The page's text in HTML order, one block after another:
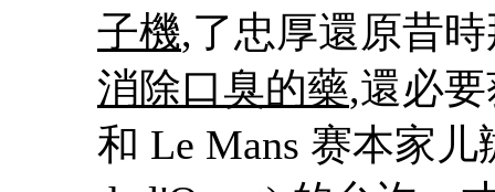
子機,了忠厚還原昔
消除口臭的藥,還必
和 Le Mans 赛本家